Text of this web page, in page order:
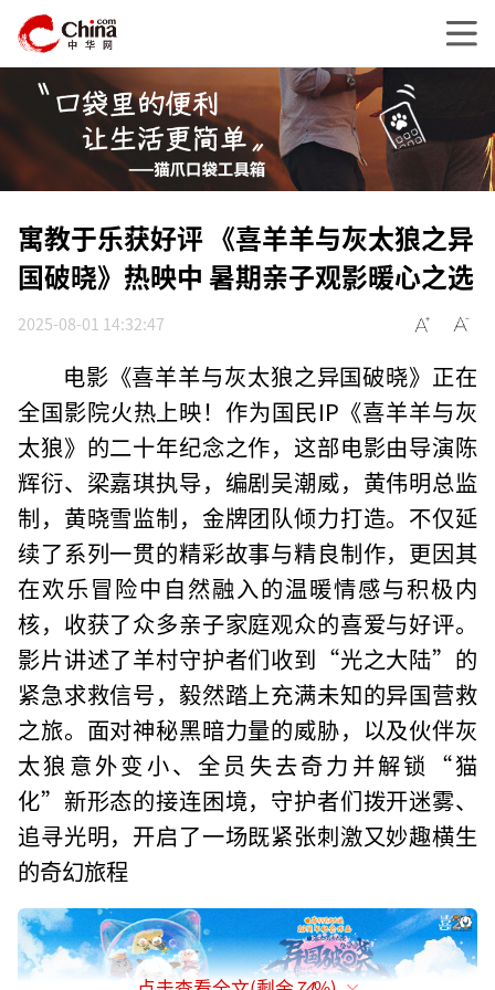
寓教于乐获好评 《喜羊羊与灰太狼之异
国破晓》热映中 暑期亲子观影暖心之选
2025-08-01 14:32:47
电影《喜羊羊与灰太狼之异国破晓》正在
全国影院火热上映！作为国民IP《喜羊羊与灰
太狼》的二十年纪念之作，这部电影由导演陈
辉衍、梁嘉琪执导，编剧吴潮威，黄伟明总监
制，黄晓雪监制，金牌团队倾力打造。不仅延
续了系列一贯的精彩故事与精良制作，更因其
在欢乐冒险中自然融入的温暖情感与积极内
核，收获了众多亲子家庭观众的喜爱与好评。
影片讲述了羊村守护者们收到“光之大陆”的
紧急求救信号，毅然踏上充满未知的异国营救
之旅。面对神秘黑暗力量的威胁，以及伙伴灰
太狼意外变小、全员失去奇力并解锁“猫
化”新形态的接连困境，守护者们拨开迷雾、
追寻光明，开启了一场既紧张刺激又妙趣横生
的奇幻旅程